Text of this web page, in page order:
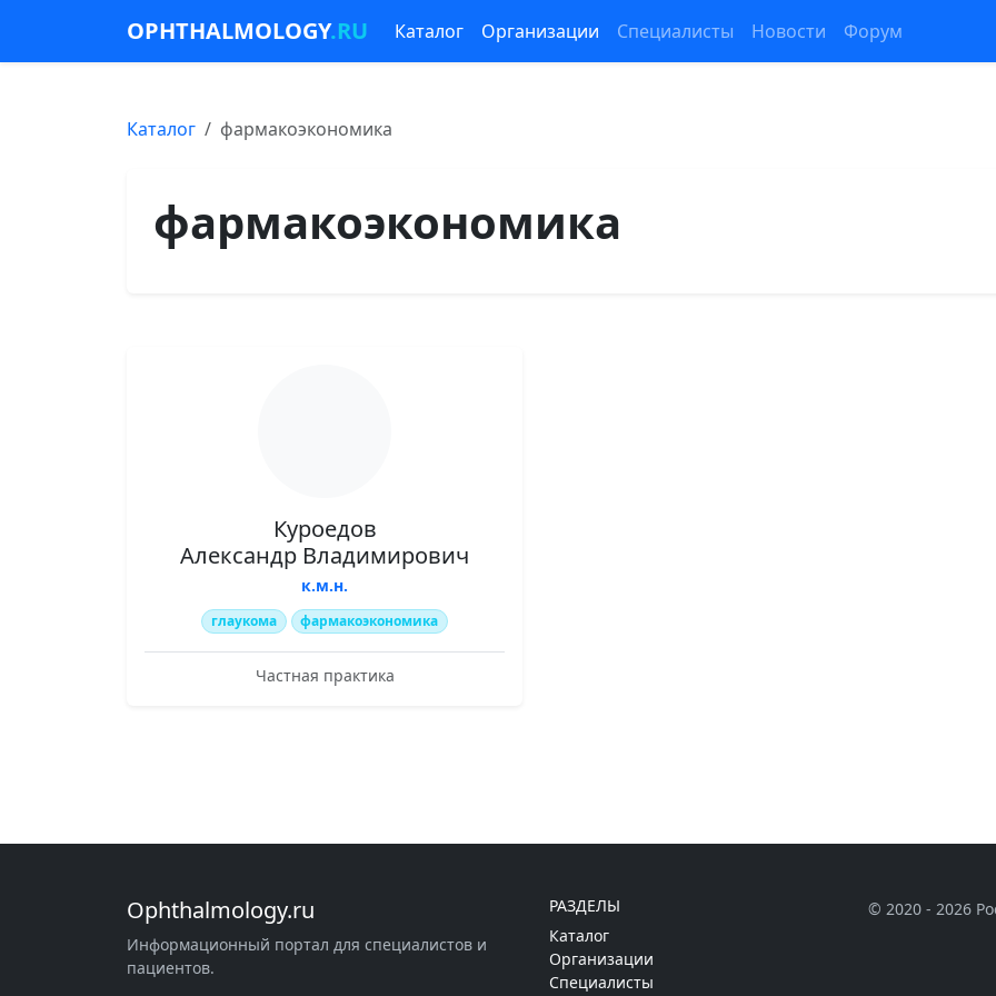
OPHTHALMOLOGY.RU Каталог Организации Специалисты Новости Форум
Каталог фармакоэкономика
фармакоэкономика
Куроедов
Александр Владимирович
к.м.н.
глаукома фармакоэкономика
Частная практика
Ophthalmology.ru
Информационный портал для специалистов и
пациентов.
РАЗДЕЛЫ
Каталог
Организации
Специалисты
© 2020 - 2026